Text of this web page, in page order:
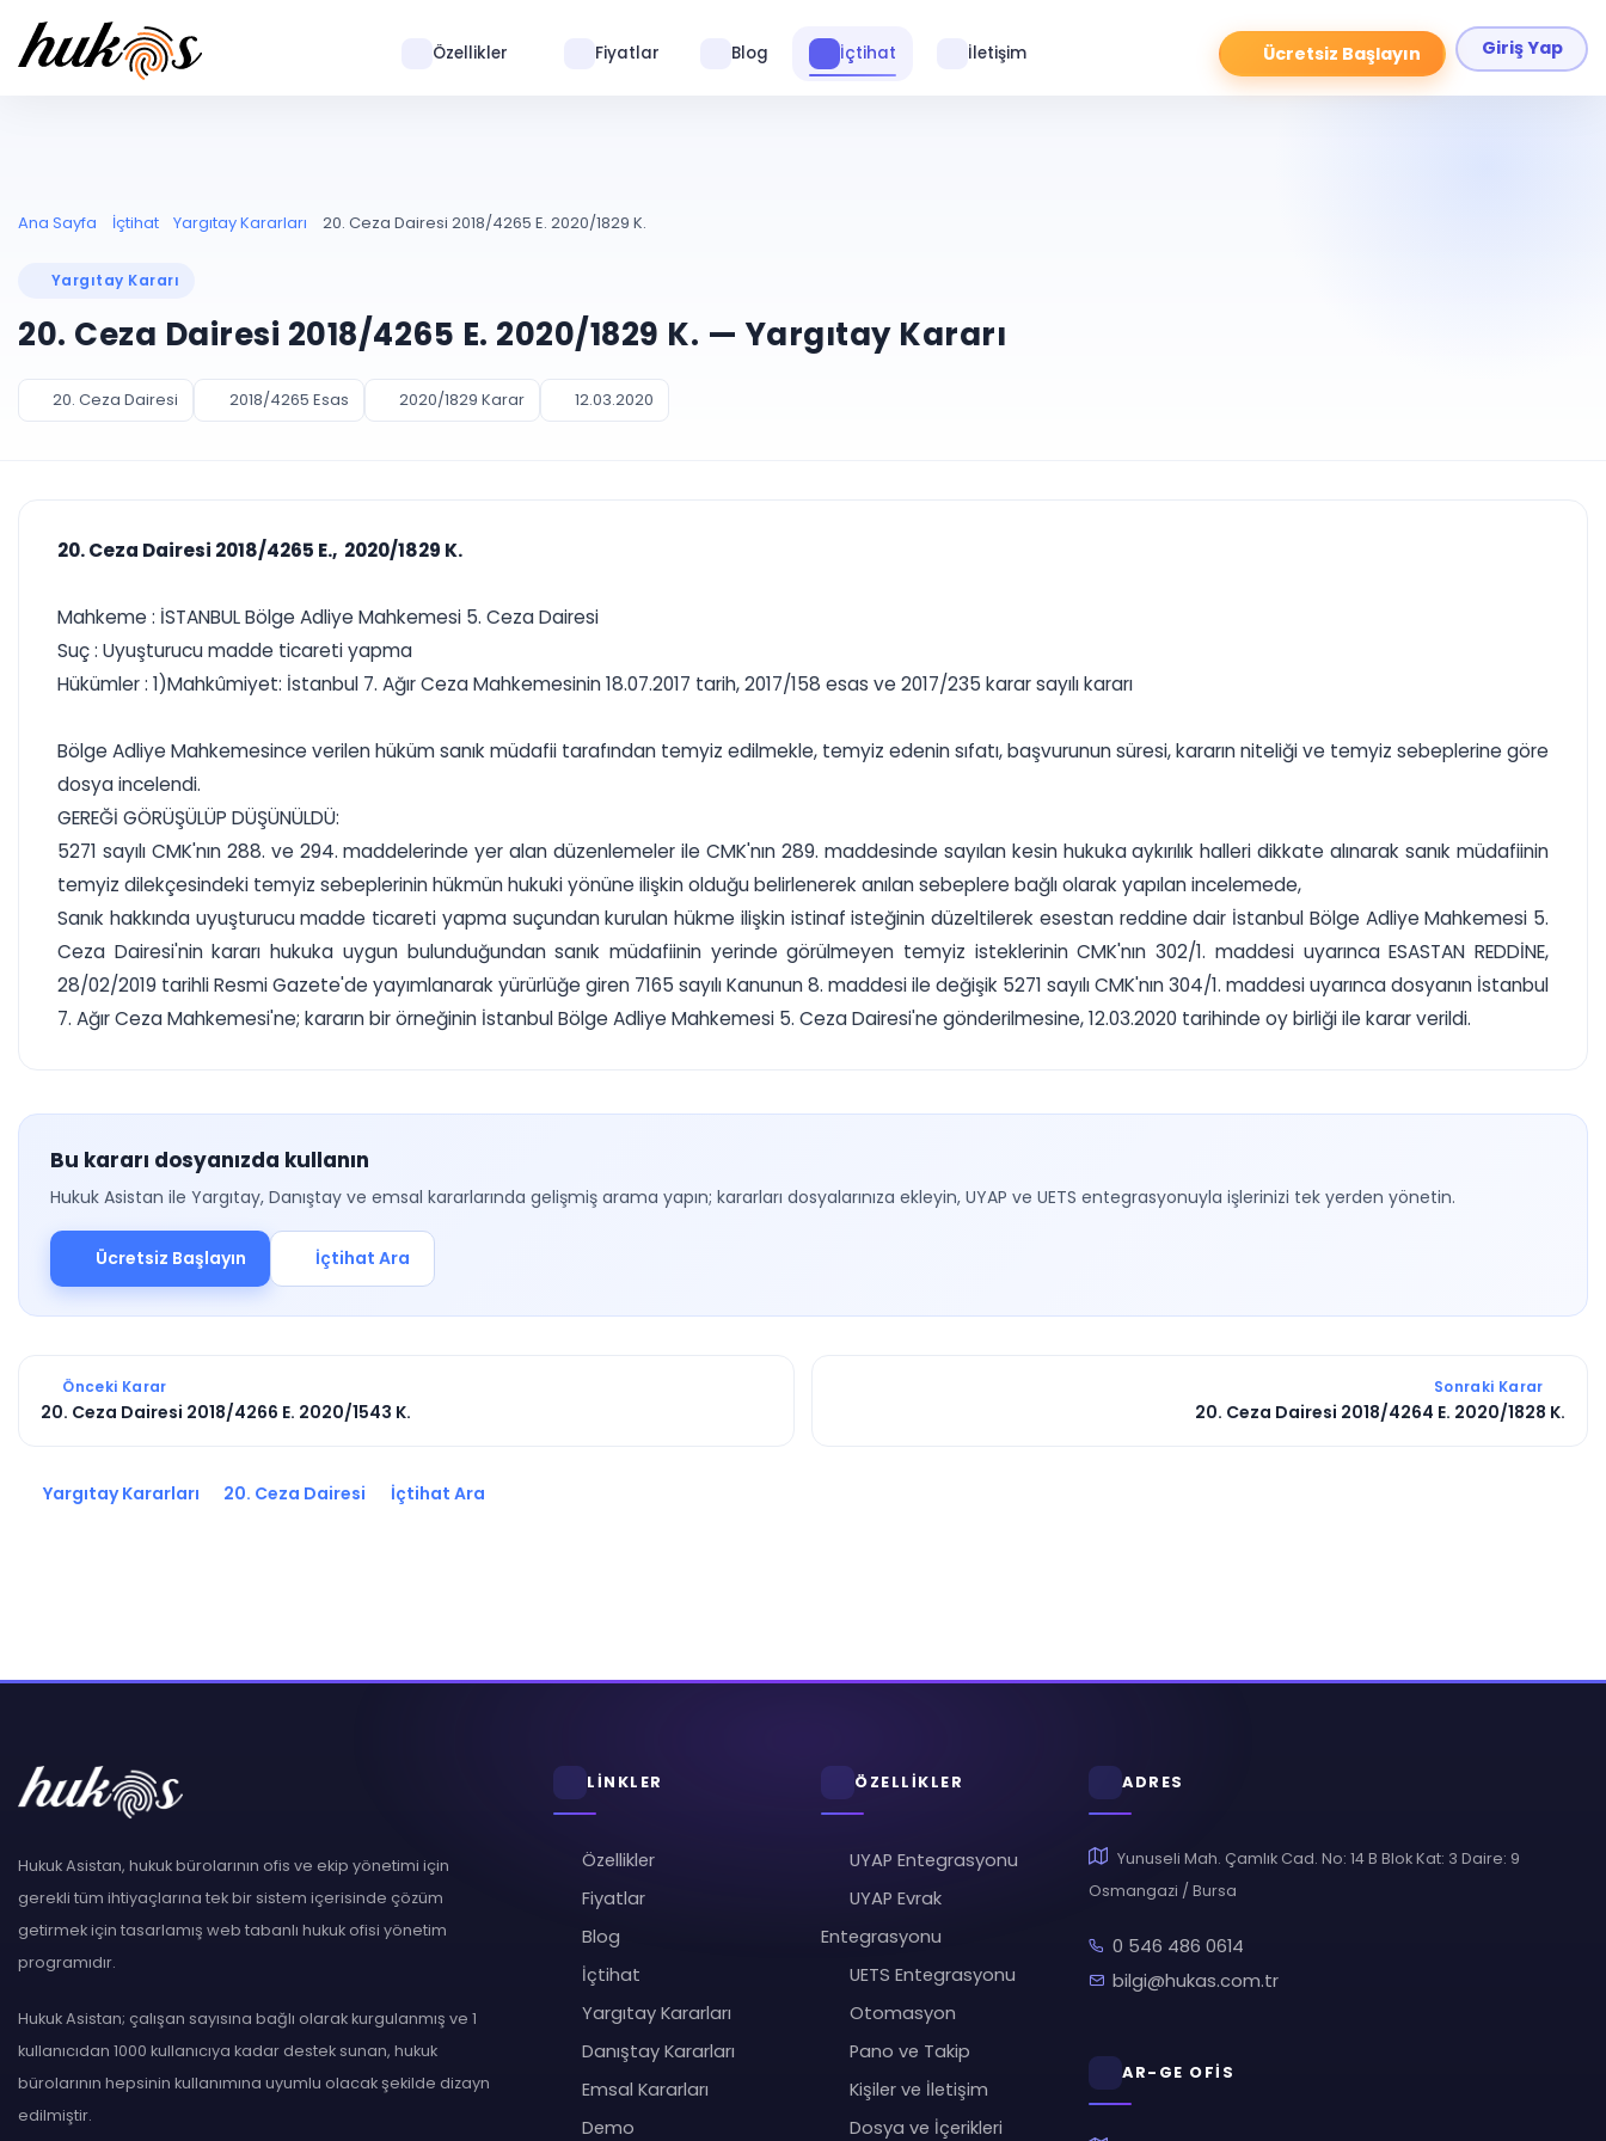
Ücretsiz Başlayın Giriş Yap
Özellikler Fiyatlar Blog İçtihat İletişim
Ana Sayfa İçtihat Yargıtay Kararları 20. Ceza Dairesi 2018/4265 E. 2020/1829 K.
Yargıtay Kararı
20. Ceza Dairesi 2018/4265 E. 2020/1829 K. — Yargıtay Kararı
20. Ceza Dairesi 2018/4265 Esas 2020/1829 Karar 12.03.2020
20. Ceza Dairesi 2018/4265 E., 2020/1829 K.
Mahkeme : İSTANBUL Bölge Adliye Mahkemesi 5. Ceza Dairesi
Suç : Uyuşturucu madde ticareti yapma
Hükümler : 1)Mahkûmiyet: İstanbul 7. Ağır Ceza Mahkemesinin 18.07.2017 tarih, 2017/158 esas ve 2017/235 karar sayılı kararı
Bölge Adliye Mahkemesince verilen hüküm sanık müdafii tarafından temyiz edilmekle, temyiz edenin sıfatı, başvurunun süresi, kararın niteliği ve temyiz sebeplerine göre
dosya incelendi.
GEREĞİ GÖRÜŞÜLÜP DÜŞÜNÜLDÜ:
5271 sayılı CMK'nın 288. ve 294. maddelerinde yer alan düzenlemeler ile CMK'nın 289. maddesinde sayılan kesin hukuka aykırılık halleri dikkate alınarak sanık müdafiinin
temyiz dilekçesindeki temyiz sebeplerinin hükmün hukuki yönüne ilişkin olduğu belirlenerek anılan sebeplere bağlı olarak yapılan incelemede,
Sanık hakkında uyuşturucu madde ticareti yapma suçundan kurulan hükme ilişkin istinaf isteğinin düzeltilerek esestan reddine dair İstanbul Bölge Adliye Mahkemesi 5.
Ceza Dairesi'nin kararı hukuka uygun bulunduğundan sanık müdafiinin yerinde görülmeyen temyiz isteklerinin CMK'nın 302/1. maddesi uyarınca ESASTAN REDDİNE,
28/02/2019 tarihli Resmi Gazete'de yayımlanarak yürürlüğe giren 7165 sayılı Kanunun 8. maddesi ile değişik 5271 sayılı CMK'nın 304/1. maddesi uyarınca dosyanın İstanbul
7. Ağır Ceza Mahkemesi'ne; kararın bir örneğinin İstanbul Bölge Adliye Mahkemesi 5. Ceza Dairesi'ne gönderilmesine, 12.03.2020 tarihinde oy birliği ile karar verildi.
Bu kararı dosyanızda kullanın
Hukuk Asistan ile Yargıtay, Danıştay ve emsal kararlarında gelişmiş arama yapın; kararları dosyalarınıza ekleyin, UYAP ve UETS entegrasyonuyla işlerinizi tek yerden yönetin.
Ücretsiz Başlayın İçtihat Ara
Önceki Karar
20. Ceza Dairesi 2018/4266 E. 2020/1543 K.
Sonraki Karar
20. Ceza Dairesi 2018/4264 E. 2020/1828 K.
Yargıtay Kararları 20. Ceza Dairesi İçtihat Ara
Hukuk Asistan, hukuk bürolarının ofis ve ekip yönetimi için
gerekli tüm ihtiyaçlarına tek bir sistem içerisinde çözüm
getirmek için tasarlamış web tabanlı hukuk ofisi yönetim
programıdır.
Hukuk Asistan; çalışan sayısına bağlı olarak kurgulanmış ve 1
kullanıcıdan 1000 kullanıcıya kadar destek sunan, hukuk
bürolarının hepsinin kullanımına uyumlu olacak şekilde dizayn
edilmiştir.
LİNKLER
Özellikler
Fiyatlar
Blog
İçtihat
Yargıtay Kararları
Danıştay Kararları
Emsal Kararları
Demo
ÖZELLİKLER
UYAP Entegrasyonu
UYAP Evrak
Entegrasyonu
UETS Entegrasyonu
Otomasyon
Pano ve Takip
Kişiler ve İletişim
Dosya ve İçerikleri
ADRES
Yunuseli Mah. Çamlık Cad. No: 14 B Blok Kat: 3 Daire: 9
Osmangazi / Bursa
0 546 486 0614
bilgi@hukas.com.tr
AR-GE OFİS